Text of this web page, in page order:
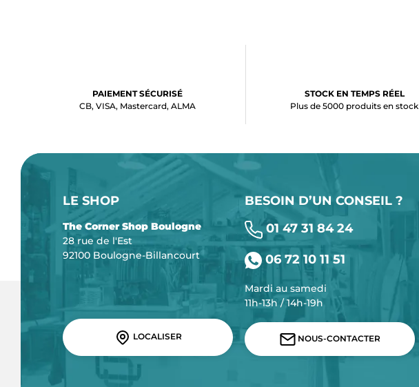
PAIEMENT SÉCURISÉ
CB, VISA, Mastercard, ALMA
STOCK EN TEMPS RÉEL
Plus de 5000 produits en stock
LE SHOP
The Corner Shop Boulogne
28 rue de l'Est
92100 Boulogne-Billancourt
LOCALISER
BESOIN D’UN CONSEIL ?
01 47 31 84 24
06 72 10 11 51
Mardi au samedi
11h-13h / 14h-19h
NOUS-CONTACTER